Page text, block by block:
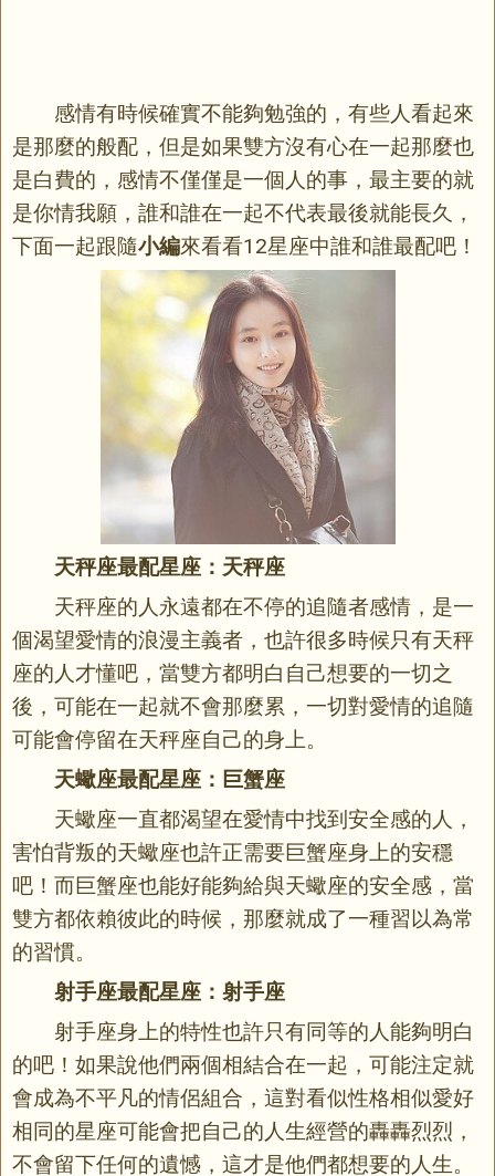
感情有時候確實不能夠勉強的，有些人看起來
是那麼的般配，但是如果雙方沒有心在一起那麼也
是白費的，感情不僅僅是一個人的事，最主要的就
是你情我願，誰和誰在一起不代表最後就能長久，
下面一起跟隨小編來看看12星座中誰和誰最配吧！
天秤座最配星座：天秤座
天秤座的人永遠都在不停的追隨者感情，是一
個渴望愛情的浪漫主義者，也許很多時候只有天秤
座的人才懂吧，當雙方都明白自己想要的一切之
後，可能在一起就不會那麼累，一切對愛情的追隨
可能會停留在天秤座自己的身上。
天蠍座最配星座：巨蟹座
天蠍座一直都渴望在愛情中找到安全感的人，
害怕背叛的天蠍座也許正需要巨蟹座身上的安穩
吧！而巨蟹座也能好能夠給與天蠍座的安全感，當
雙方都依賴彼此的時候，那麼就成了一種習以為常
的習慣。
射手座最配星座：射手座
射手座身上的特性也許只有同等的人能夠明白
的吧！如果說他們兩個相結合在一起，可能注定就
會成為不平凡的情侶組合，這對看似性格相似愛好
相同的星座可能會把自己的人生經營的轟轟烈烈，
不會留下任何的遺憾，這才是他們都想要的人生。